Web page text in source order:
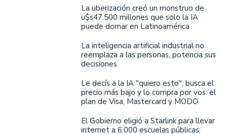
La uberización creó un monstruo de
u$s47.500 millones que solo la IA
puede domar en Latinoamérica
La inteligencia artificial industrial no
reemplaza a las personas, potencia sus
decisiones
Le decís a la IA "quiero esto", busca el
precio más bajo y lo compra por vos: el
plan de Visa, Mastercard y MODO
El Gobierno eligió a Starlink para llevar
internet a 6.000 escuelas públicas: